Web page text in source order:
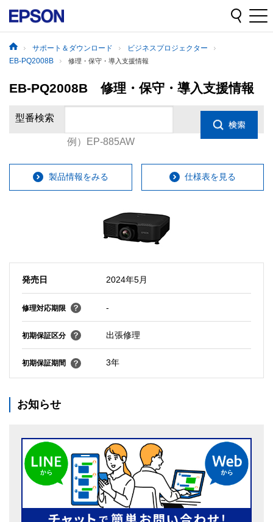
サポート＆ダウンロード
ビジネスプロジェクター
EB-PQ2008B
修理・保守・導入支援情報
EB-PQ2008B 修理・保守・導入支援情報
型番検索
例）EP-885AW
製品情報をみる 仕様表を見る
発売日 2024年5月
修理対応期限 -
初期保証区分 出張修理
初期保証期間 3年
お知らせ